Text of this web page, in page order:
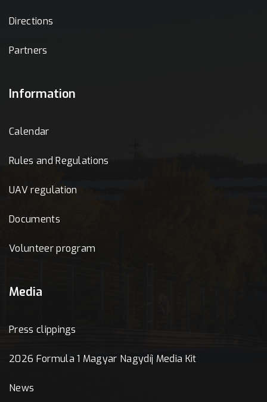
Directions
Partners
Information
Calendar
Rules and Regulations
UAV regulation
Documents
Volunteer program
Media
Press clippings
2026 Formula 1 Magyar Nagydíj Media Kit
News